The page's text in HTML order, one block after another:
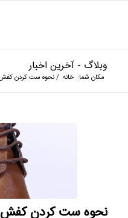
وبلاگ - آخرین اخبار
مکان شما: خانه /نحوه ست کردن کفش
نحوه ست کردن کفش